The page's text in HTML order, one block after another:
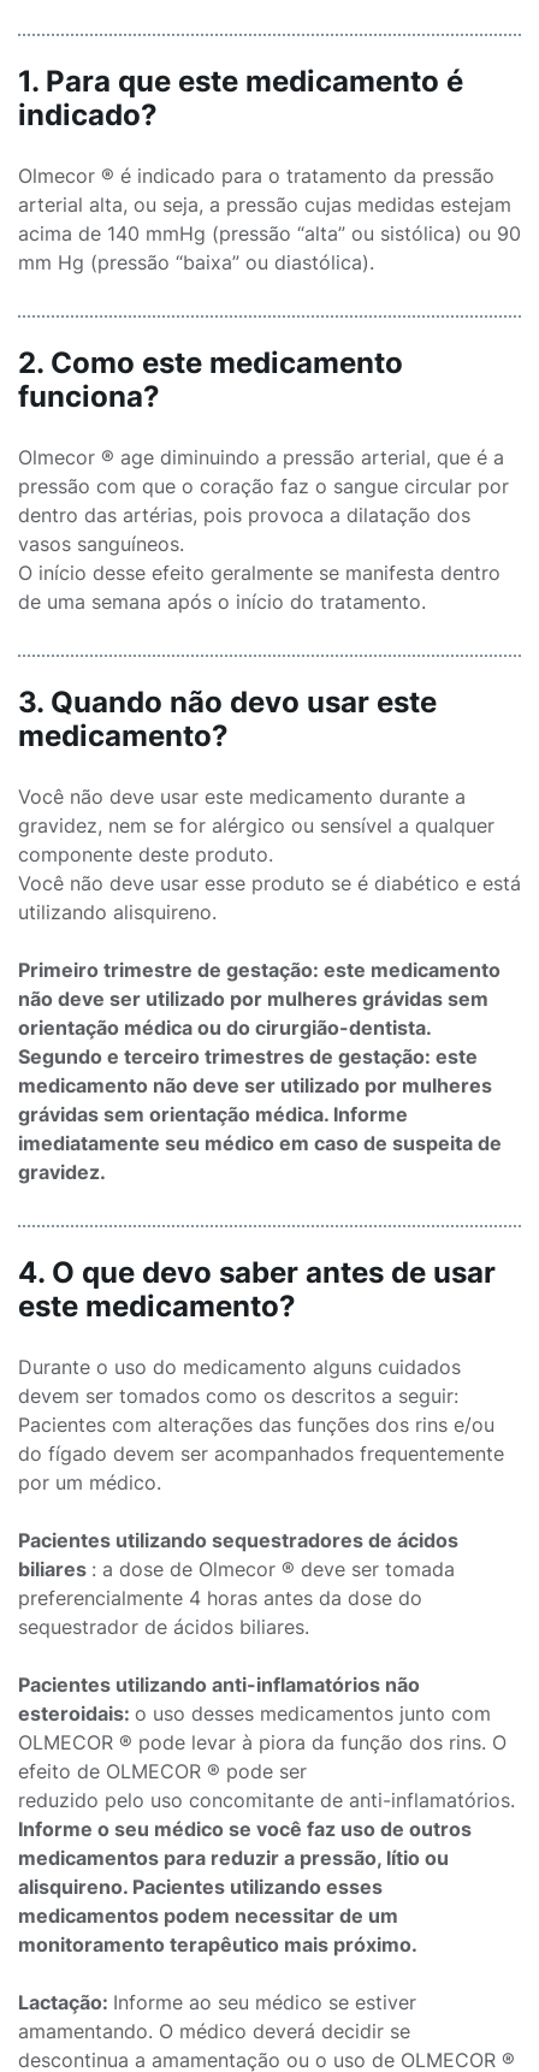
1. Para que este medicamento é
indicado?
Olmecor ® é indicado para o tratamento da pressão
arterial alta, ou seja, a pressão cujas medidas estejam
acima de 140 mmHg (pressão “alta” ou sistólica) ou 90
mm Hg (pressão “baixa” ou diastólica).
2. Como este medicamento
funciona?
Olmecor ® age diminuindo a pressão arterial, que é a
pressão com que o coração faz o sangue circular por
dentro das artérias, pois provoca a dilatação dos
vasos sanguíneos.
O início desse efeito geralmente se manifesta dentro
de uma semana após o início do tratamento.
3. Quando não devo usar este
medicamento?
Você não deve usar este medicamento durante a
gravidez, nem se for alérgico ou sensível a qualquer
componente deste produto.
Você não deve usar esse produto se é diabético e está
utilizando alisquireno.
Primeiro trimestre de gestação: este medicamento
não deve ser utilizado por mulheres grávidas sem
orientação médica ou do cirurgião-dentista.
Segundo e terceiro trimestres de gestação: este
medicamento não deve ser utilizado por mulheres
grávidas sem orientação médica. Informe
imediatamente seu médico em caso de suspeita de
gravidez.
4. O que devo saber antes de usar
este medicamento?
Durante o uso do medicamento alguns cuidados
devem ser tomados como os descritos a seguir:
Pacientes com alterações das funções dos rins e/ou
do fígado devem ser acompanhados frequentemente
por um médico.
Pacientes utilizando sequestradores de ácidos
biliares : a dose de Olmecor ® deve ser tomada
preferencialmente 4 horas antes da dose do
sequestrador de ácidos biliares.
Pacientes utilizando anti-inflamatórios não
esteroidais: o uso desses medicamentos junto com
OLMECOR ® pode levar à piora da função dos rins. O
efeito de OLMECOR ® pode ser
reduzido pelo uso concomitante de anti-inflamatórios.
Informe o seu médico se você faz uso de outros
medicamentos para reduzir a pressão, lítio ou
alisquireno. Pacientes utilizando esses
medicamentos podem necessitar de um
monitoramento terapêutico mais próximo.
Lactação: Informe ao seu médico se estiver
amamentando. O médico deverá decidir se
descontinua a amamentação ou o uso de OLMECOR ®